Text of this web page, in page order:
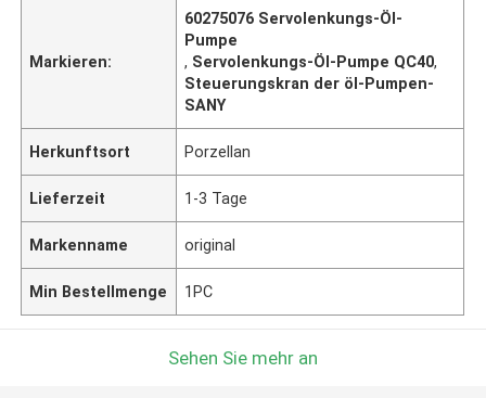
Markieren:
60275076 Servolenkungs-Öl-
Pumpe
, Servolenkungs-Öl-Pumpe QC40,
Steuerungskran der öl-Pumpen-
SANY
Herkunftsort Porzellan
Lieferzeit 1-3 Tage
Markenname original
Min Bestellmenge 1PC
Sehen Sie mehr an